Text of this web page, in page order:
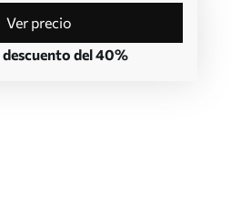
Ver precio
descuento del 40%